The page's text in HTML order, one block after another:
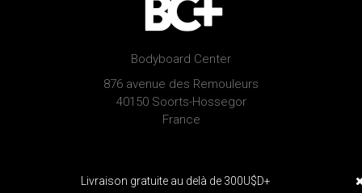
Livraison gratuite au delà de 300U$D+
Bodyboard Center
876 avenue des Remouleurs
40150 Soorts-Hossegor
France
© 2026 Pride bodyboards | Developped bySerious Web